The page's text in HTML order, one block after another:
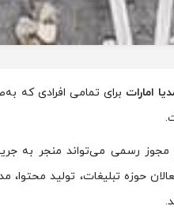
امارات برای تمامی افرادی که
مجوز رسمی می‌تواند منجر به
حوزه تبلیغات، تولید